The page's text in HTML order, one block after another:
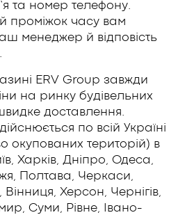
та номер телефону.
проміжок часу вам
менеджер й відповість
ERV Group завжди
на ринку будівельних
доставлення.
по всій Україні
окупованих територій) в
Харків, Дніпро, Одеса,
Полтава, Черкаси,
Херсон, Чернігів,
Суми, Рівне, Івано-